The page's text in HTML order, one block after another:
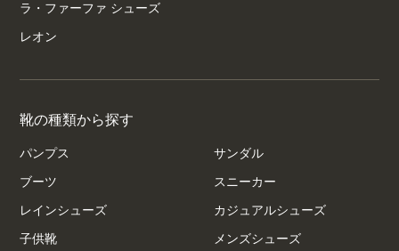
ラ・ファーファ シューズ
レオン
靴の種類から探す
パンプス サンダル
ブーツ スニーカー
レインシューズ カジュアルシューズ
子供靴 メンズシューズ